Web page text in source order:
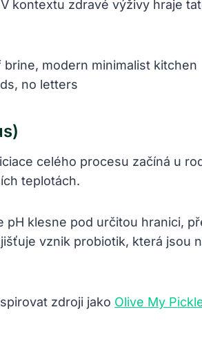
kontextu zdravé výživy hraje
celého procesu začíná u
teplotách.
klesne pod určitou hranici,
vznik probiotik, která jsou
zdroji jako Olive My